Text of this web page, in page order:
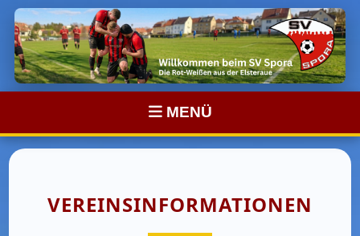
MENÜ
VEREINSINFORMATIONEN